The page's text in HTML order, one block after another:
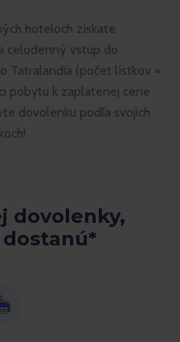
hoteloch získate
celodenný vstup do
Tatralandia (počet lístkov =
pobytu k zaplatenej cene
dovolenku podľa svojich
dovolenky,